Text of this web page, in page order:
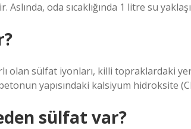
oda sıcaklığında 1 litre su
olan sülfat iyonları, killi topraklardaki
yapısındaki kalsiyum hidroksite
sülfat var?